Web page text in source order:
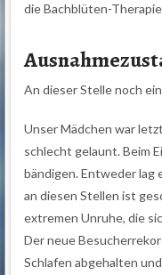
die Bachblüten-
An dieser Stelle noch
Unser Mädchen war
schlecht gelaunt. Beim
bändigen. Entweder lag
an diesen Stellen ist
extremen Unruhe, die
Der neue
Schlafen abgehalten